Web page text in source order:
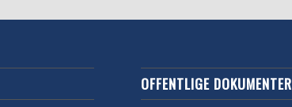
OFFENTLIGE DOKUMENTER